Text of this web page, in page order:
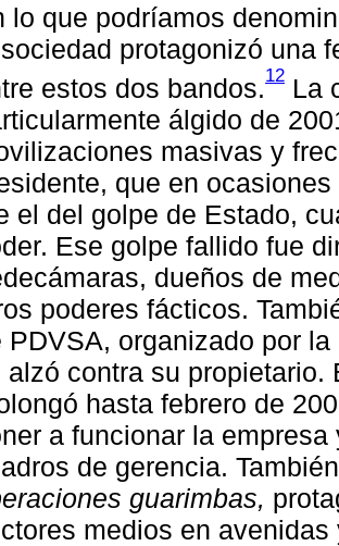
lo que podríamos
protagonizó una
estos dos bandos.12 La
álgido de
masivas y
que en
el del golpe de Estado,
Ese golpe fallido fue
dueños de
poderes fácticos.
PDVSA, organizado por
alzó contra su
hasta febrero de
a funcionar la
de gerencia.
guarimbas,
medios en